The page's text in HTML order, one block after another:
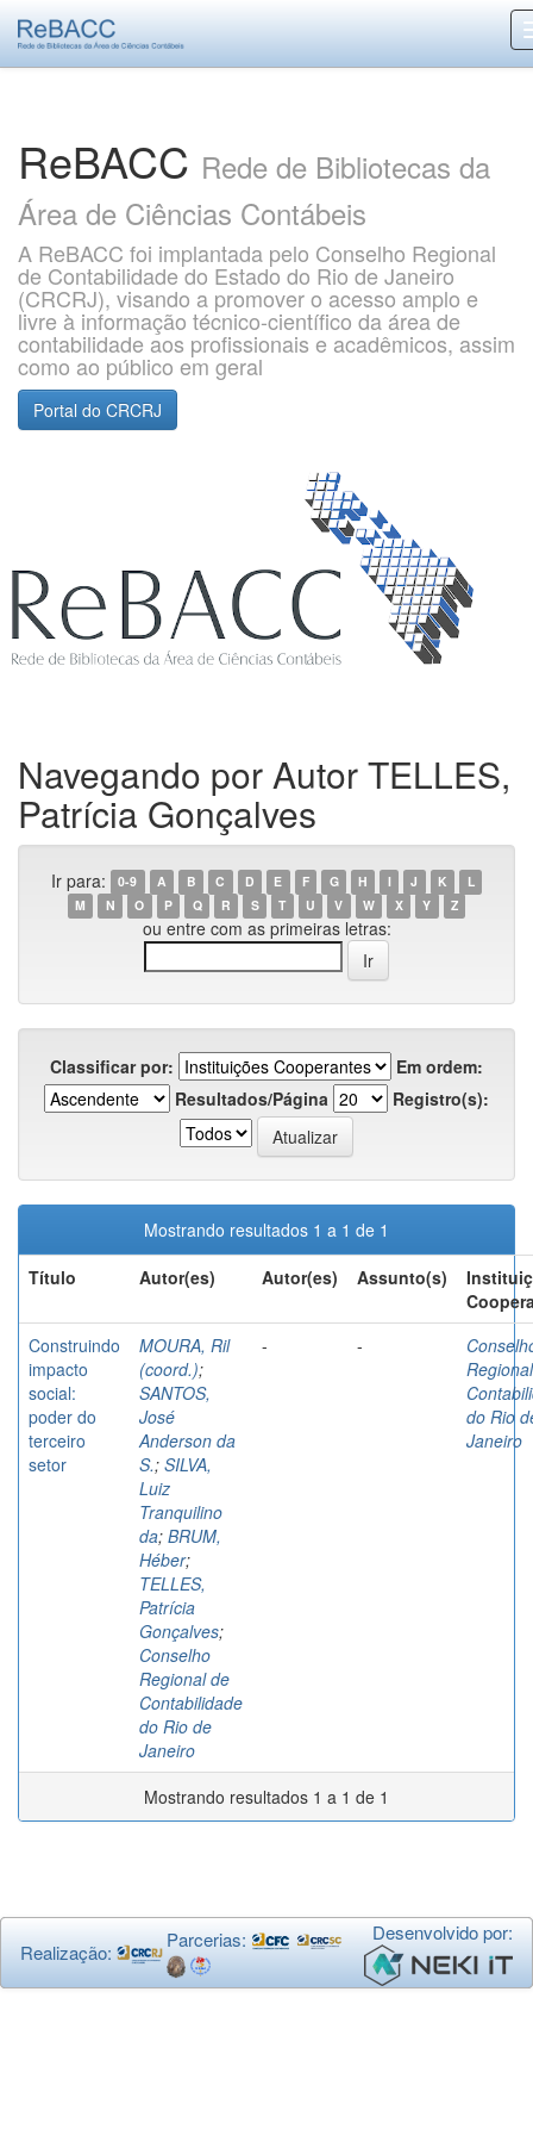
ReBACC Rede de Bibliotecas da
Área de Ciências Contábeis
A ReBACC foi implantada pelo Conselho Regional
de Contabilidade do Estado do Rio de Janeiro
(CRCRJ), visando a promover o acesso amplo e
livre à informação técnico-científico da área de
contabilidade aos profissionais e acadêmicos, assim
como ao público em geral
Portal do CRCRJ
Navegando por Autor TELLES,
Patrícia Gonçalves
Ir para: 0-9 A B C D E F G H I J K
L
M
N O P Q R S T U V W X Y Z
ou entre com as primeiras letras:
Classificar por:
Em ordem:
Resultados/Página
Registro(s):
Mostrando resultados 1 a 1 de 1
Título
Autor(es) Autor(es) Assunto(s)
Construindo
impacto
social:
poder do
terceiro
setor
MOURA, Ril
(coord.);
SANTOS,
José
Anderson da
S.; SILVA,
Luiz
Tranquilino
da; BRUM,
Héber;
TELLES,
Patrícia
Gonçalves;
Conselho
Regional de
Contabilidade
do Rio de
Janeiro
- -
do Rio
Janeiro
Mostrando resultados 1 a 1 de 1
Realização:
Parcerias: Desenvolvido por: